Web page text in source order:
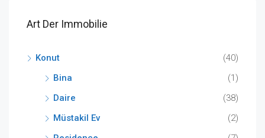
Art Der Immobilie
Konut
(40)
Bina
(1)
Daire
(38)
Müstakil Ev
(2)